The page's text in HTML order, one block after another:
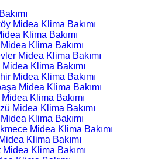
Midea Klima Bakımı
Klima Bakımı
Klima Bakımı
Midea Klima Bakımı
Midea Klima Bakımı
Midea Klima Bakımı
Midea Klima Bakımı
Klima Bakımı
Midea Klima Bakımı
Klima Bakımı
Midea Klima Bakımı
Klima Bakımı
Klima Bakımı